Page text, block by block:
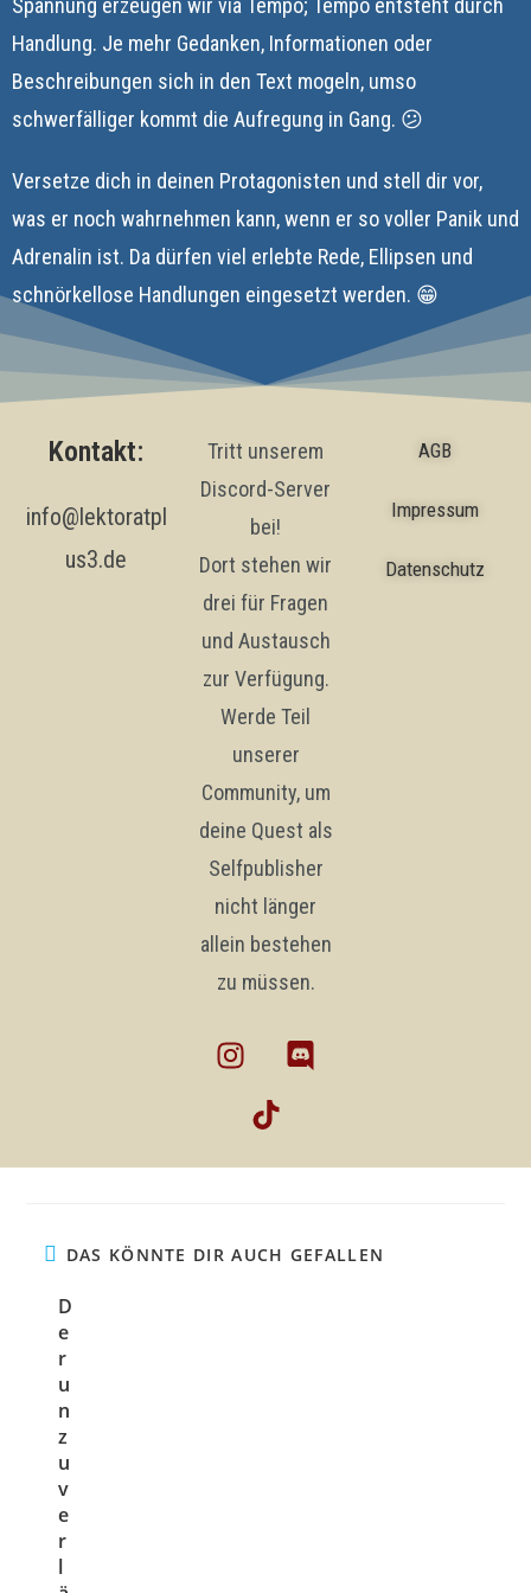
Spannung erzeugen wir via Tempo; Tempo entsteht durch
Handlung. Je mehr Gedanken, Informationen oder
Beschreibungen sich in den Text mogeln, umso
schwerfälliger kommt die Aufregung in Gang. 😕
Versetze dich in deinen Protagonisten und stell dir vor,
was er noch wahrnehmen kann, wenn er so voller Panik und
Adrenalin ist. Da dürfen viel erlebte Rede, Ellipsen und
schnörkellose Handlungen eingesetzt werden. 😁
Kontakt:
info@lektoratpl
us3.de
Tritt unserem
Discord-Server
bei!
Dort stehen wir
drei für Fragen
und Austausch
zur Verfügung.
Werde Teil
unserer
Community, um
deine Quest als
Selfpublisher
nicht länger
allein bestehen
zu müssen.
AGB
Impressum
Datenschutz
DAS KÖNNTE DIR AUCH GEFALLEN
D
e
r
u
n
z
u
v
e
r
l